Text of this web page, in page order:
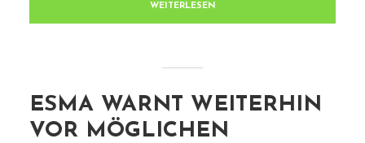
WEITERLESEN
ESMA WARNT WEITERHIN
VOR MÖGLICHEN